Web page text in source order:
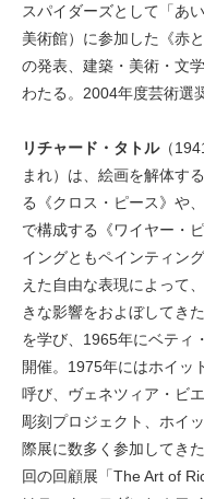
スパイダーズとして「あ
美術館）に参加した《赤
の発表、建築・美術・文
わたる。2004年度芸術選
リチャード・タトル（
まれ）は、絵画を解体す
る《クロス・ピース》や
で構成する《ワイヤー・
イングともペインティン
えた自由な表現によって
きな影響をおよぼしてき
を学び、1965年にベティ
開催。1975年にはホイッ
呼び、ヴェネツィア・ビ
彫刻プロジェクト、ホイ
際展に数多く参加してき
回の回顧展「The Art of